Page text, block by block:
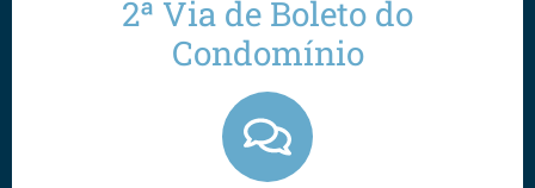
2ª Via de Boleto do
Condomínio